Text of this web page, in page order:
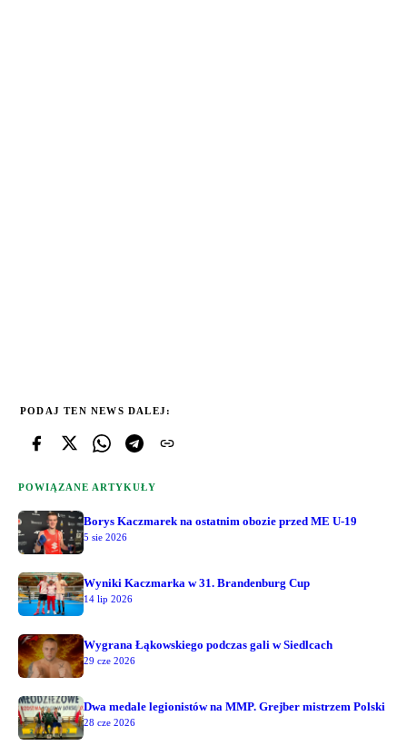
PODAJ TEN NEWS DALEJ:
POWIĄZANE ARTYKUŁY
Borys Kaczmarek na ostatnim obozie przed ME U-19
5 sie 2026
Wyniki Kaczmarka w 31. Brandenburg Cup
14 lip 2026
Wygrana Łąkowskiego podczas gali w Siedlcach
29 cze 2026
Dwa medale legionistów na MMP. Grejber mistrzem Polski
28 cze 2026